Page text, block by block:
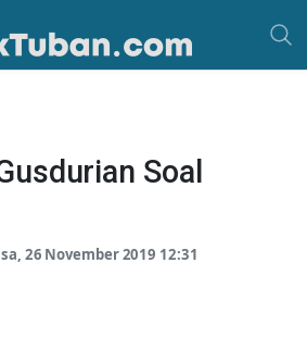
Soal
26 November 2019 12:31